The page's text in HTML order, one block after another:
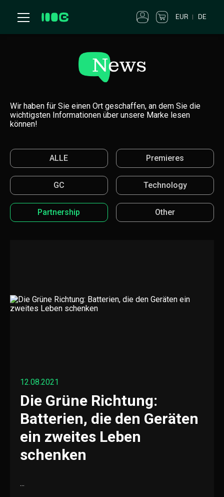
EUR DE
Wir haben für Sie einen Ort geschaffen, an dem Sie die
wichtigsten Informationen über unsere Marke lesen
können!
ALLE Premieres
GC Technology
Partnership Other
12.08.2021
Die Grüne Richtung:
Batterien, die den Geräten
ein zweites Leben
schenken
...